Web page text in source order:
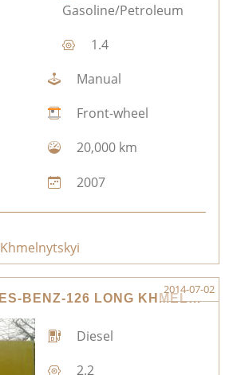
Gasoline/Petroleum
1.4
Manual
Front-wheel
20,000 km
2007
Khmelnytskyi
SALE MERCEDES-BENZ-126 LONG KHMELNYTSKYI
2014-07-02
Diesel
2.2